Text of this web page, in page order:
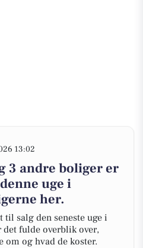
13:02
3 andre boliger er
uge i
her.
salg den seneste uge i
fulde overblik over,
og hvad de koster.